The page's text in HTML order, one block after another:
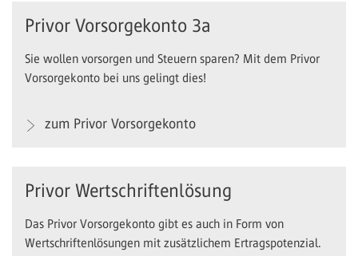
Privor Vorsorgekonto 3a
Sie wollen vorsorgen und Steuern sparen? Mit dem Privor
Vorsorgekonto bei uns gelingt dies!
zum Privor Vorsorgekonto
Privor Wertschriftenlösung
Das Privor Vorsorgekonto gibt es auch in Form von
Wertschriftenlösungen mit zusätzlichem Ertragspotenzial.